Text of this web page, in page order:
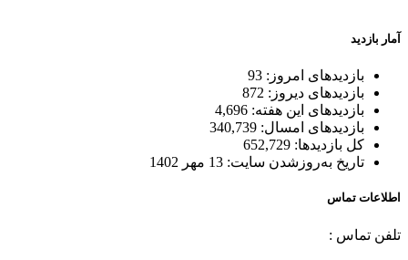
آمار بازدید
بازدیدهای امروز: 93
بازدیدهای دیروز: 872
بازدیدهای این هفته: 4,696
بازدیدهای امسال: 340,739
کل بازدیدها: 652,729
تاریخ به‌روزشدن سایت: 13 مهر 1402
اطلاعات تماس
تلفن تماس :